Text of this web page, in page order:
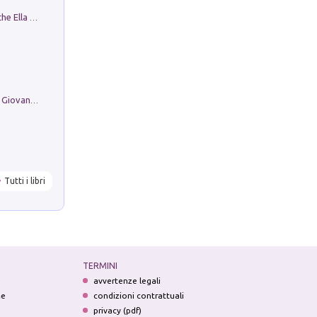
Tutti i libri
TERMINI
avvertenze legali
condizioni contrattuali
privacy (pdf)